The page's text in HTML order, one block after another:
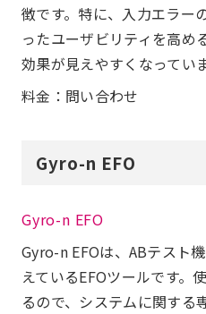
徴です。特に、入力エラー
ったユーザビリティを高め
効果が見えやすくなっていま
料金：問い合わせ
Gyro-n EFO
Gyro-n EFO
Gyro-n EFOは、ABテスト
えているEFOツールです。
るので、システムに関する